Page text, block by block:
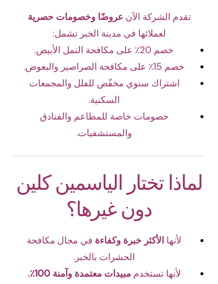
تقدم الشركة الآنعروضًا وخصومات حصرية
لعملائها في مدينة الخبر تشمل:
خصم 20٪ على مكافحة النمل الأبيض.
خصم 15٪ على مكافحة الصراصير والبعوض.
اشتراك سنوي مخفّض للفلل والمجمعات
السكنية.
خصومات خاصة للمطاعم والفنادق
والمستشفيات.
لماذا تختار الياسمين كلين
دون غيرها؟
لأنها الأكثر خبرة وكفاءة في مجال مكافحة
الحشرات بالخبر.
لأنها تستخدممبيدات معتمدة وآمنة 100٪.